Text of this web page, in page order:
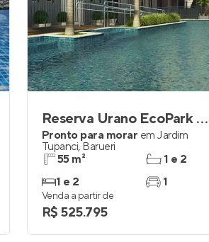
Reserva Urano EcoPark Barueri
Pronto para morar em Jardim
Tupanci, Barueri
55 m²
1 e 2
1 e 2
1
Venda a partir de
R$ 525.795